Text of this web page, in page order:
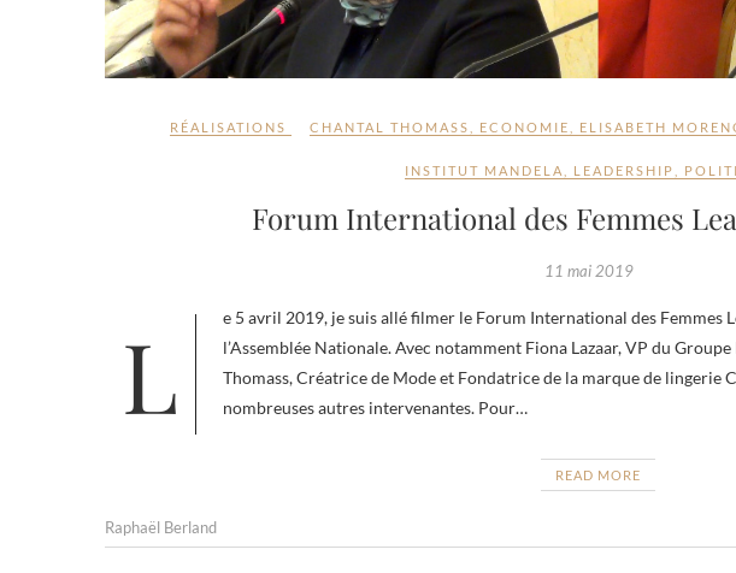
RÉALISATIONS CHANTAL THOMASS ECONOMIE ELISABETH
INSTITUT MANDELA LEADERSHIP
Forum International des Femmes
11 mai 2019
Le 5 avril 2019, je suis allé filmer le Forum International des Femmes Leader, organisé par l’Institut Mandela à
l’Assemblée Nationale. Avec notamment Fiona Lazaar, VP du
Thomass, Créatrice de Mode et Fondatrice de la marque de lingerie
nombreuses autres intervenantes. Pour…
READ MORE
Raphaël Berland